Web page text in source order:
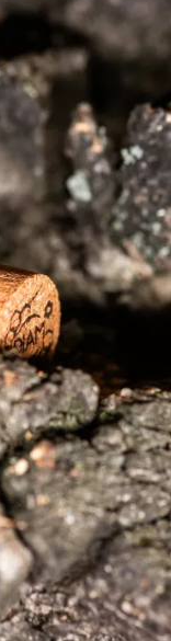
est
de liège un liant
par
qui
hydrophobe,
capillaires et